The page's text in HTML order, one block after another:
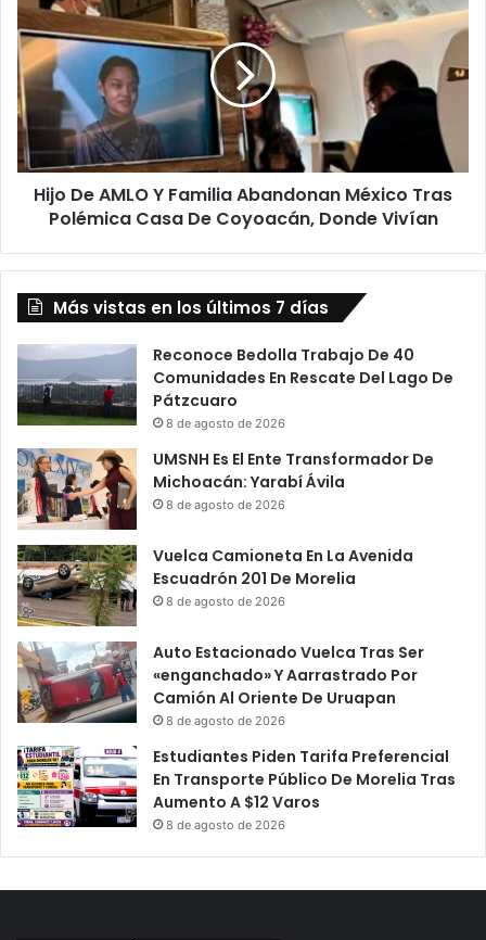
De
AMLO
Y
Familia
Abandonan
México
Tras
Polémica
CasaHijo De AMLO Y Familia Abandonan México Tras
Polémica Casa De Coyoacán, Donde Vivían
Más vistas en los últimos 7 días
Reconoce Bedolla Trabajo De 40
Comunidades En Rescate Del Lago De
Pátzcuaro
8 de agosto de 2026
UMSNH Es El Ente Transformador De
Michoacán: Yarabí Ávila
8 de agosto de 2026
Vuelca Camioneta En La Avenida
Escuadrón 201 De Morelia
8 de agosto de 2026
Auto Estacionado Vuelca Tras Ser
«enganchado» Y Aarrastrado Por
Camión Al Oriente De Uruapan
8 de agosto de 2026
Estudiantes Piden Tarifa Preferencial
En Transporte Público De Morelia Tras
Aumento A $12 Varos
8 de agosto de 2026